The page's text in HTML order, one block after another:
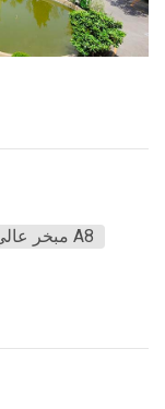
مبخر عالي الأداء لأودي A8